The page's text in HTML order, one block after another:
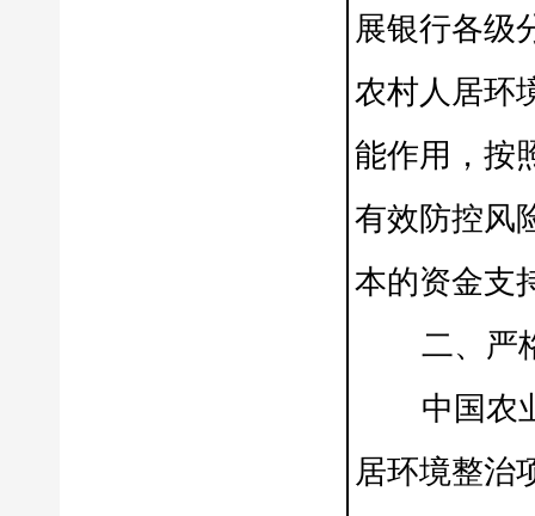
展银行各级
农村人居环
能作用，按
有效防控风
本的资金支
二、严格
中国农业
居环境整治